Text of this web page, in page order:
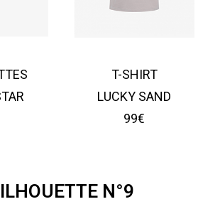
T-SHIRT
LUCKY SAND
99€
N°9